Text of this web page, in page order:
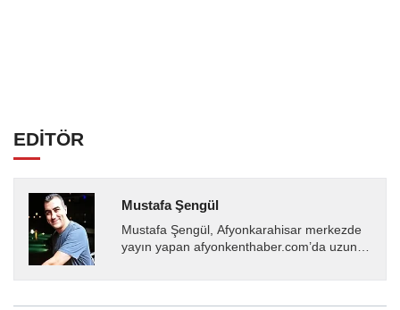
EDİTÖR
Mustafa Şengül
Mustafa Şengül, Afyonkarahisar merkezde
yayın yapan afyonkenthaber.com’da uzun
almakta, haber akışı...